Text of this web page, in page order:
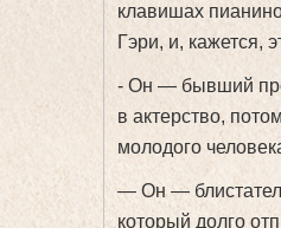
клавишах
Гэри, и, кажется,
- Он — бывший
в актерство,
молодого
— Он —
который долго